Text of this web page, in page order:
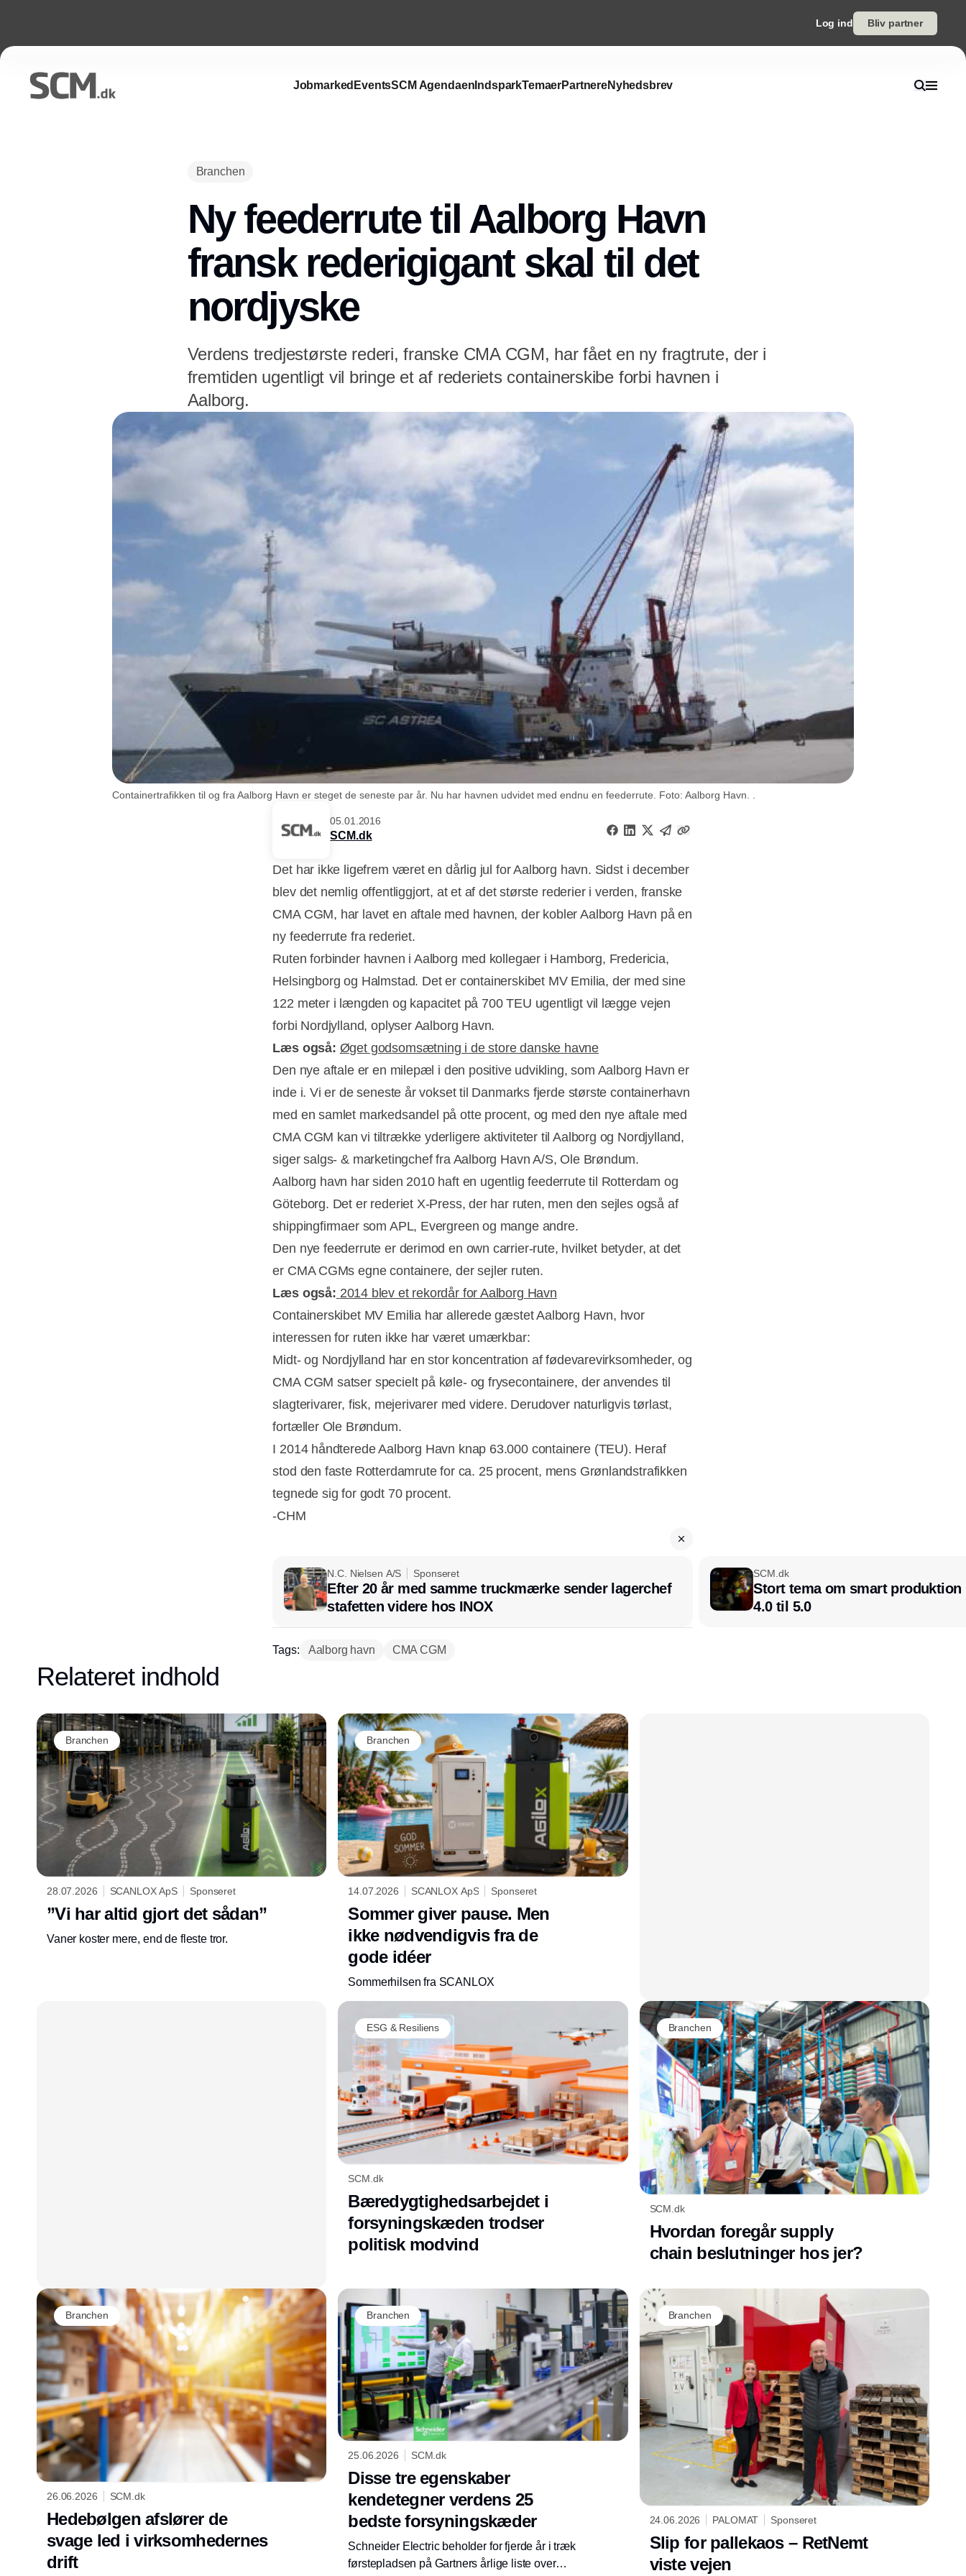
Log ind Bliv partner
Jobmarked EventsSCM Agendaen IndsparkTemaerPartnereNyhedsbrev
Branchen
Ny feederrute til Aalborg Havn 
fransk rederigigant skal til det
nordjyske
Verdens tredjestørste rederi, franske CMA CGM, har fået en ny fragtrute, der i
fremtiden ugentligt vil bringe et af rederiets containerskibe forbi havnen i
Aalborg.
Containertrafikken til og fra Aalborg Havn er steget de seneste par år. Nu har havnen udvidet med endnu en feederrute. Foto: Aalborg Havn. .
05.01.2016
SCM.dk
Det har ikke ligefrem været en dårlig jul for Aalborg havn. Sidst i december
blev det nemlig offentliggjort, at et af det største rederier i verden, franske
CMA CGM, har lavet en aftale med havnen, der kobler Aalborg Havn på en
ny feederrute fra rederiet.
Ruten forbinder havnen i Aalborg med kollegaer i Hamborg, Fredericia,
Helsingborg og Halmstad. Det er containerskibet MV Emilia, der med sine
122 meter i længden og kapacitet på 700 TEU ugentligt vil lægge vejen
forbi Nordjylland, oplyser Aalborg Havn.
Læs også: Øget godsomsætning i de store danske havne
Den nye aftale er en milepæl i den positive udvikling, som Aalborg Havn er
inde i. Vi er de seneste år vokset til Danmarks fjerde største containerhavn
med en samlet markedsandel på otte procent, og med den nye aftale med
CMA CGM kan vi tiltrække yderligere aktiviteter til Aalborg og Nordjylland,
siger salgs- & marketingchef fra Aalborg Havn A/S, Ole Brøndum.
Aalborg havn har siden 2010 haft en ugentlig feederrute til Rotterdam og
Göteborg. Det er rederiet X-Press, der har ruten, men den sejles også af
shippingfirmaer som APL, Evergreen og mange andre.
Den nye feederrute er derimod en own carrier-rute, hvilket betyder, at det
er CMA CGMs egne containere, der sejler ruten.
Læs også: 2014 blev et rekordår for Aalborg Havn
Containerskibet MV Emilia har allerede gæstet Aalborg Havn, hvor
interessen for ruten ikke har været umærkbar:
Midt- og Nordjylland har en stor koncentration af fødevarevirksomheder, og
CMA CGM satser specielt på køle- og frysecontainere, der anvendes til
slagterivarer, fisk, mejerivarer med videre. Derudover naturligvis tørlast,
fortæller Ole Brøndum.
I 2014 håndterede Aalborg Havn knap 63.000 containere (TEU). Heraf
stod den faste Rotterdamrute for ca. 25 procent, mens Grønlandstrafikken
tegnede sig for godt 70 procent.
-CHM
N.C. Nielsen A/S Sponseret
Efter 20 år med samme truckmærke sender lagerchef
stafetten videre hos INOX
SCM.dk
Stort tema om smart
4.0 til 5.0
Tags: Aalborg havn CMA CGM
Relateret indhold
Branchen
28.07.2026 SCANLOX ApS Sponseret
”Vi har altid gjort det sådan”
Vaner koster mere, end de fleste tror.
Branchen
14.07.2026 SCANLOX ApS Sponseret
Sommer giver pause. Men
ikke nødvendigvis fra de
gode idéer
Sommerhilsen fra SCANLOX
ESG & Resiliens
SCM.dk
Bæredygtighedsarbejdet i
forsyningskæden trodser
politisk modvind
Branchen
SCM.dk
Hvordan foregår supply
chain beslutninger hos jer?
Branchen
26.06.2026 SCM.dk
Hedebølgen afslører de
svage led i virksomhedernes
drift
Branchen
25.06.2026 SCM.dk
Disse tre egenskaber
kendetegner verdens 25
bedste forsyningskæder
Schneider Electric beholder for fjerde år i træk
førstepladsen på Gartners årlige liste over
Branchen
24.06.2026 PALOMAT Sponseret
Slip for pallekaos – RetNemt
viste vejen